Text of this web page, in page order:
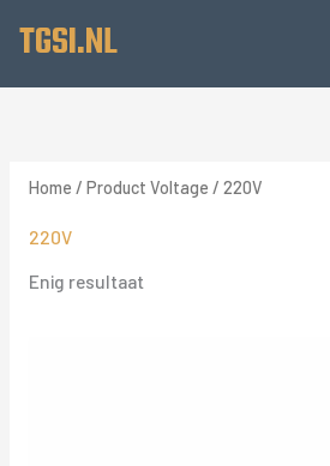
naarTGSI.NL
Home / Product Voltage / 220V
220V
Enig resultaat